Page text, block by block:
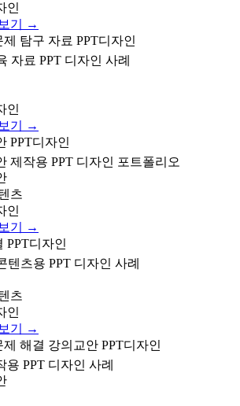
인
기 →
박문제 예방 탐구/교육 자료 PPT 디자인
탐구 자료 PPT디자인
자료 PPT 디자인 사례
인
기 →
제작을 위한 PPT 디자인 포트폴리오
PPT디자인
제작용 PPT 디자인 포트폴리오
츠
인
기 →
캠페인/교육 콘텐츠용 PPT 디자인 사례
PPT디자인
텐츠용 PPT 디자인 사례
츠
인
기 →
해결 강의 교안 제작을 위한 PPT 디자
해결 강의교안 PPT디자인
용 PPT 디자인 사례